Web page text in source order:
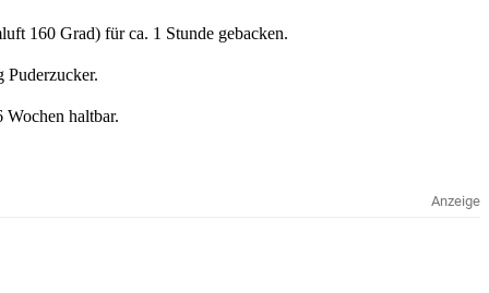
160 Grad) für ca. 1 Stunde gebacken.
Puderzucker.
haltbar.